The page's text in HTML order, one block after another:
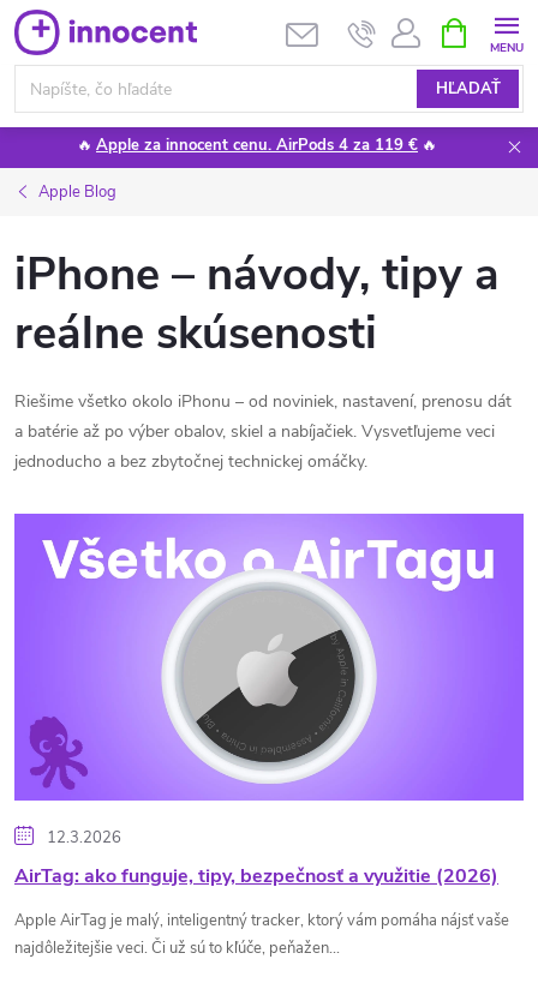
Prejsť
na
obsah
HĽADAŤ
KOŠÍK
🔥 Apple za innocent cenu. AirPods 4 za 119 € 🔥
Apple Blog
iPhone – návody, tipy a
reálne skúsenosti
Riešime všetko okolo iPhonu – od noviniek, nastavení, prenosu dát
a batérie až po výber obalov, skiel a nabíjačiek. Vysvetľujeme veci
jednoducho a bez zbytočnej technickej omáčky.
V
s
č
l
á
12.3.2026
AirTag: ako funguje, tipy, bezpečnosť a využitie (2026)
Apple AirTag je malý, inteligentný tracker, ktorý vám pomáha nájsť vaše
najdôležitejšie veci. Či už sú to kľúče, peňažen...